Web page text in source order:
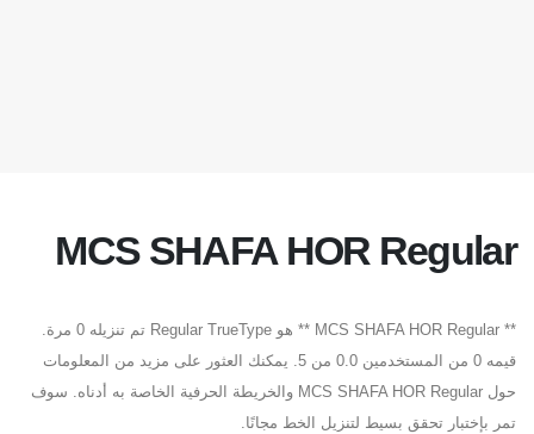
MCS SHAFA HOR Regular
** MCS SHAFA HOR Regular ** هو Regular TrueType تم تنزيله 0 مرة.
قيمه 0 من المستخدمين 0.0 من 5. يمكنك العثور على مزيد من المعلومات
حول MCS SHAFA HOR Regular والخريطة الحرفية الخاصة به أدناه. سوف
تمر بإختبار تحقق بسيط لتنزيل الخط مجانًا.